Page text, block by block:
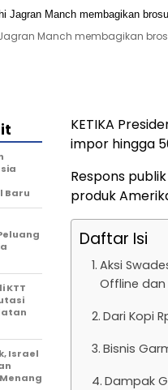
Manch membagikan
KETIKA
impor hingga
Respons
produk
Daftar Isi
Aksi
Offline dan
Dari Kopi
Bisnis
Dampak
Baru
KTT
Israel